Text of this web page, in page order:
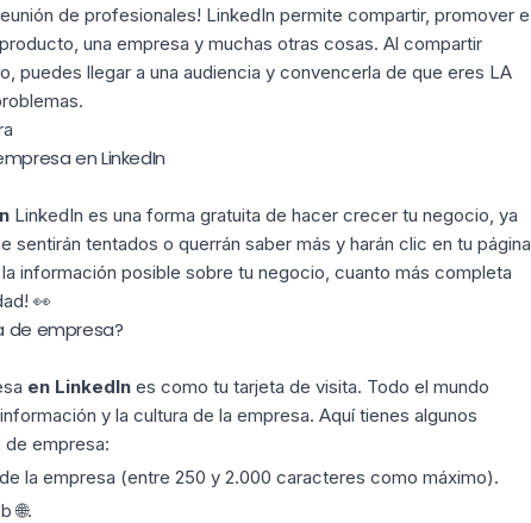
de profesionales! LinkedIn permite compartir, promover e
una empresa y muchas otras cosas. Al compartir
puedes llegar a una audiencia y convencerla de que eres LA
en LinkedIn
LinkedIn es una forma gratuita de hacer crecer tu negocio, ya
sentirán tentados o querrán saber más y harán clic en tu página
información posible sobre tu negocio, cuanto más completa
👀
de empresa?
en LinkedInes como tu tarjeta de visita. Todo el mundo
y la cultura de la empresa. Aquí tienes algunos
de empresa:
la empresa (entre 250 y 2.000 caracteres como máximo).
🌐.